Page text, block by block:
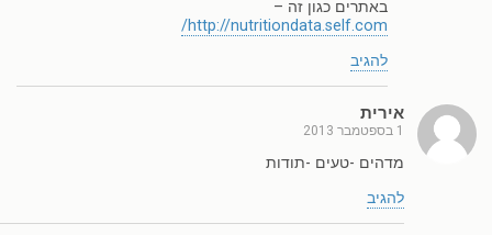
באתרים כגון זה –
http://nutritiondata.self.com/
להגיב
אירית
1 בספטמבר 2013
מדהים -טעים -תודות
להגיב